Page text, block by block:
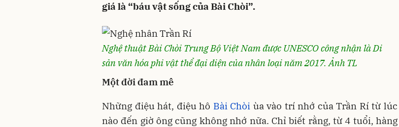
giá là “báu vật sống của Bài Chòi”.
Nghệ thuật Bài Chòi Trung Bộ Việt Nam được UNESCO công nhận là Di
sản văn hóa phi vật thể đại diện của nhân loại năm 2017. Ảnh TL
Một đời đam mê
Những điệu hát, điệu hô Bài Chòi ùa vào trí nhớ của Trần Rí từ lúc
nào đến giờ ông cũng không nhớ nữa. Chỉ biết rằng, từ 4 tuổi, hàng